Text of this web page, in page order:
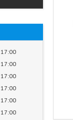
17:00
17:00
17:00
17:00
17:00
17:00